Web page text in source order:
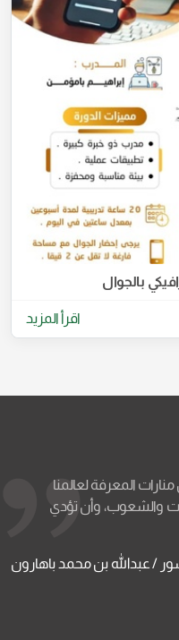
بالجوال
اقرأ المزيد
المعرفة لعالمنا
والشعوب، وأن تؤدي
/ عبدالله بن محمد باهارون